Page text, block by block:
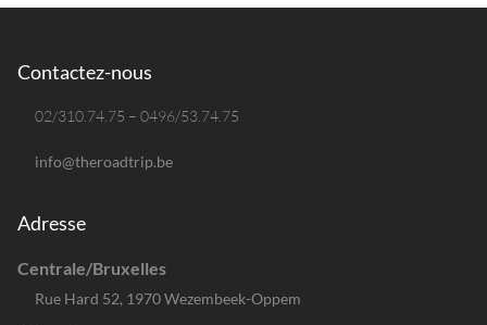
Contactez-nous
02/310.74.75 – 0496/53.74.75
info@theroadtrip.be
Adresse
Centrale/Bruxelles
Rue Hard 52, 1970 Wezembeek-Oppem